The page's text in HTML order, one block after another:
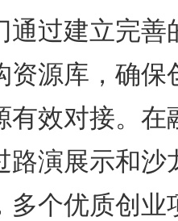
通过建立完善
资源库，确保
有效对接。在
路演展示和沙
多个优质创业